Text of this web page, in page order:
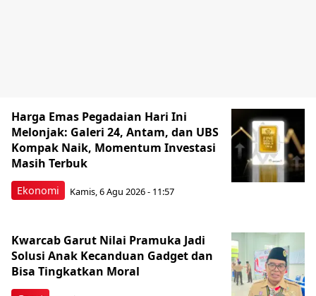
Ekonomi
Harga Emas Pegadaian Hari Ini
Melonjak: Galeri 24, Antam, dan UBS
Kompak Naik, Momentum Investasi
Masih Terbuk
Kamis, 6 Agu 2026 - 11:57
Kwarcab Garut Nilai Pramuka Jadi
Solusi Anak Kecanduan Gadget dan
Bisa Tingkatkan Moral